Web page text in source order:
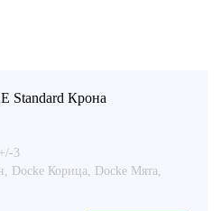
Standard Крона
3
Docke Корица, Docke Мята,